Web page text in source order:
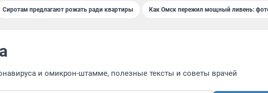
Сиротам предлагают рожать ради квартиры Как Омск пережил мощный ливень:
и омикрон-штамме, полезные тексты и советы врачей